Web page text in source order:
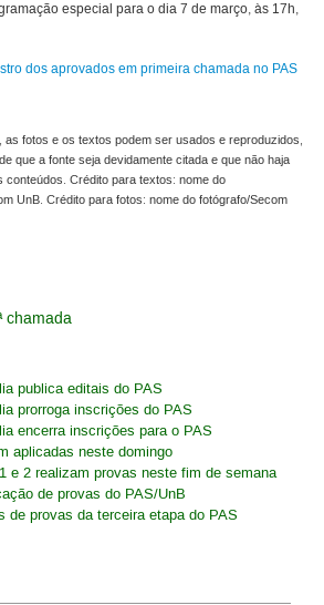
especial para o dia 7 de março, às 17h,
dos aprovados em primeira chamada no PAS
as fotos e os textos podem ser usados e reproduzidos,
que a fonte seja devidamente citada e que não haja
conteúdos. Crédito para textos: nome do
UnB. Crédito para fotos: nome do fotógrafo/Secom
chamada
publica editais do PAS
prorroga inscrições do PAS
encerra inscrições para o PAS
aplicadas neste domingo
e 2 realizam provas neste fim de semana
de provas do PAS/UnB
de provas da terceira etapa do PAS